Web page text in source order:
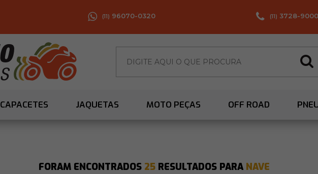
(11) 96070-0320 (11) 3728-9000
CAPACETES JAQUETAS MOTO PEÇAS OFF ROAD
FORAM ENCONTRADOS 25RESULTADOS PARA NAVE